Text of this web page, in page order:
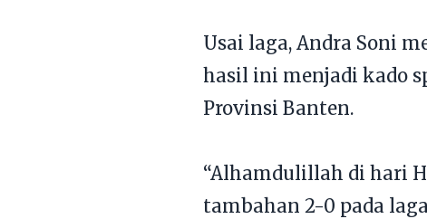
Usai laga, Andra Soni
hasil ini menjadi kado
Provinsi Banten.
“Alhamdulillah di hari
tambahan 2-0 pada